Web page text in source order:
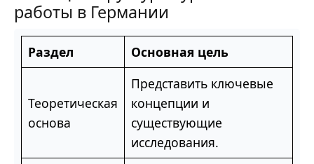
работы в Германии
Раздел Основная цель
Теоретическая
основа
Представить ключевые
концепции и
существующие
исследования.